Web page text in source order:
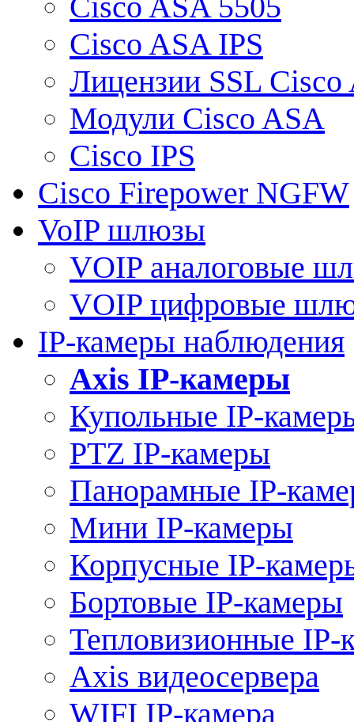
Cisco ASA IPS
Лицензии SSL Cisco
Модули Cisco ASA
Cisco IPS
Cisco Firepower NGFW
VoIP шлюзы
VOIP аналоговые
VOIP цифровые
IP-камеры наблюдения
Axis IP-камеры
Купольные IP-
PTZ IP-камеры
Панорамные IP-
Мини IP-камеры
Корпусные IP-
Бортовые IP-камеры
Тепловизионные IP-
Axis видеосервера
WIFI IP-камера